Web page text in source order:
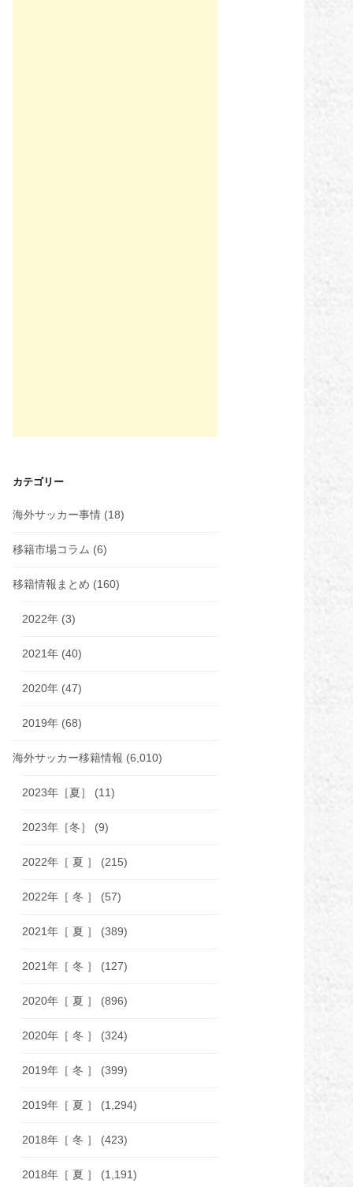
カテゴリー
海外サッカー事情 (18)
移籍市場コラム (6)
移籍情報まとめ (160)
2022年 (3)
2021年 (40)
2020年 (47)
2019年 (68)
海外サッカー移籍情報 (6,010)
2023年［夏］ (11)
2023年［冬］ (9)
2022年［ 夏 ］ (215)
2022年［ 冬 ］ (57)
2021年［ 夏 ］ (389)
2021年［ 冬 ］ (127)
2020年［ 夏 ］ (896)
2020年［ 冬 ］ (324)
2019年［ 冬 ］ (399)
2019年［ 夏 ］ (1,294)
2018年［ 冬 ］ (423)
2018年［ 夏 ］ (1,191)